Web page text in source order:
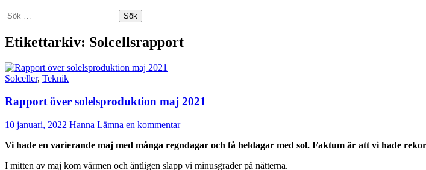
Sök
efter:
Etikettarkiv: Solcellsrapport
Solceller, Teknik
Rapport över solelsproduktion maj 2021
10 januari, 2022 Hanna Lämna en kommentar
Vi hade en varierande maj med många regndagar och få heldagar med sol. Faktum är att vi hade
I mitten av maj kom värmen och äntligen slapp vi minusgrader på nätterna.